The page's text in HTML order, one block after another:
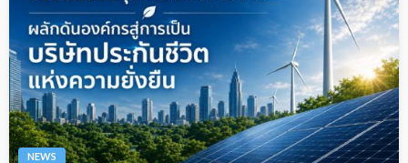
NEWS